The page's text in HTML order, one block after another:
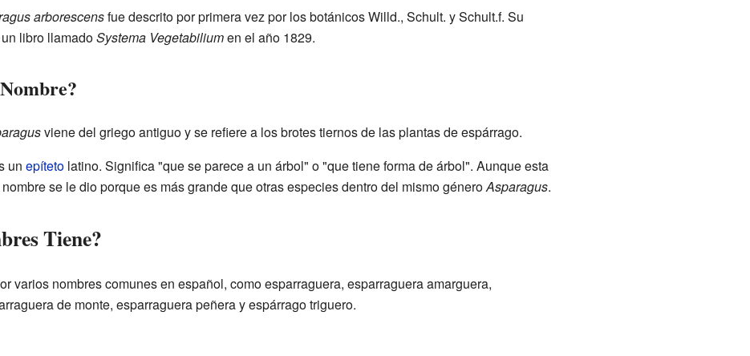
arborescensfue descrito por primera vez por los botánicos Willd., Schult. y Schult.f. Su
libro llamadoSystema Vegetabiliumen el año 1829.
viene del griego antiguo y se refiere a los brotes tiernos de las plantas de espárrago.
un epítetolatino. Significa "que se parece a un árbol" o "que tiene forma de árbol". Aunque esta
se le dio porque es más grande que otras especies dentro del mismo géneroAsparagus.
Tiene?
varios nombres comunes en español, como esparraguera, esparraguera amarguera,
de monte, esparraguera peñera y espárrago triguero.